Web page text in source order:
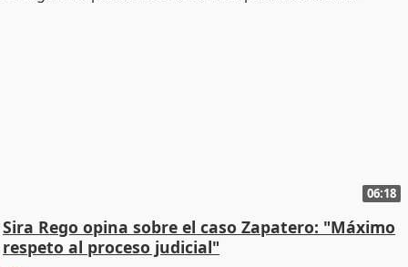
06:18
Sira Rego opina sobre el caso Zapatero: "Máximo
respeto al proceso judicial"